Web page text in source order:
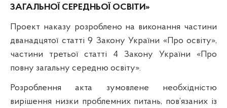
ЗАГАЛЬНОЇ СЕРЕДНЬОЇ ОСВІТИ»
Проект наказу розроблено на виконання частини
дванадцятої статті 9 Закону України «Про освіту»,
частини третьої статті 4 Закону України «Про
повну загальну середню освіту».
Розроблення акта зумовлене необхідністю
вирішення низки проблемних питань, пов’язаних із